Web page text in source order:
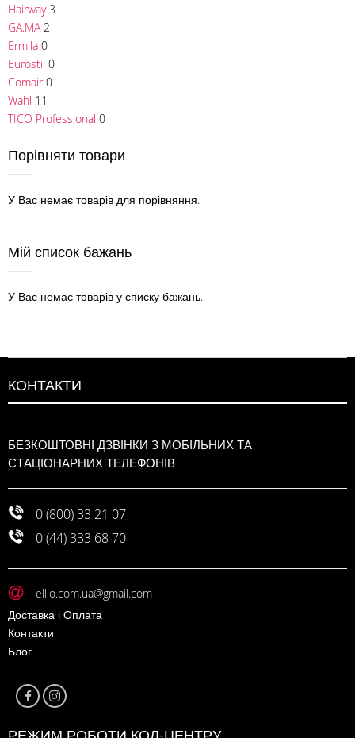
Hairway 3
GA.MA 2
Ermila 0
Eurostil 0
Comair 0
Wahl 11
TICO Professional 0
Порівняти товари
У Вас немає товарів для порівняння.
Мій список бажань
У Вас немає товарів у списку бажань.
КОНТАКТИ
БЕЗКОШТОВНІ ДЗВІНКИ З МОБІЛЬНИХ ТА
СТАЦІОНАРНИХ ТЕЛЕФОНІВ
0 (800) 33 21 07
0 (44) 333 68 70
ellio.com.ua@gmail.com
Доставка і Оплата
Контакти
Блог